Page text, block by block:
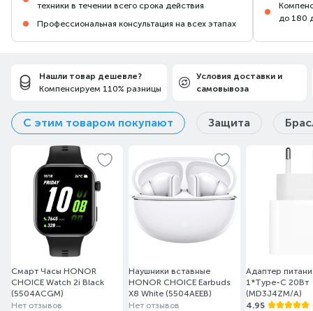
техники в течении всего срока действия
Профессиональная консультация на всех этапах
до 180
Нашли товар дешевле?
Компенсируем 110% разницы
Условия доставки и
самовывоза
С этим товаром покупают Защита
Смарт Часы HONOR
CHOICE Watch 2i Black
(5504ACGM)
Нет отзывов
Наушники вставные
HONOR CHOICE Earbuds
X8 White (5504AEEB)
Нет отзывов
Адаптер
1*Type-C 20Вт
(MD3J4ZM/A)
4.95